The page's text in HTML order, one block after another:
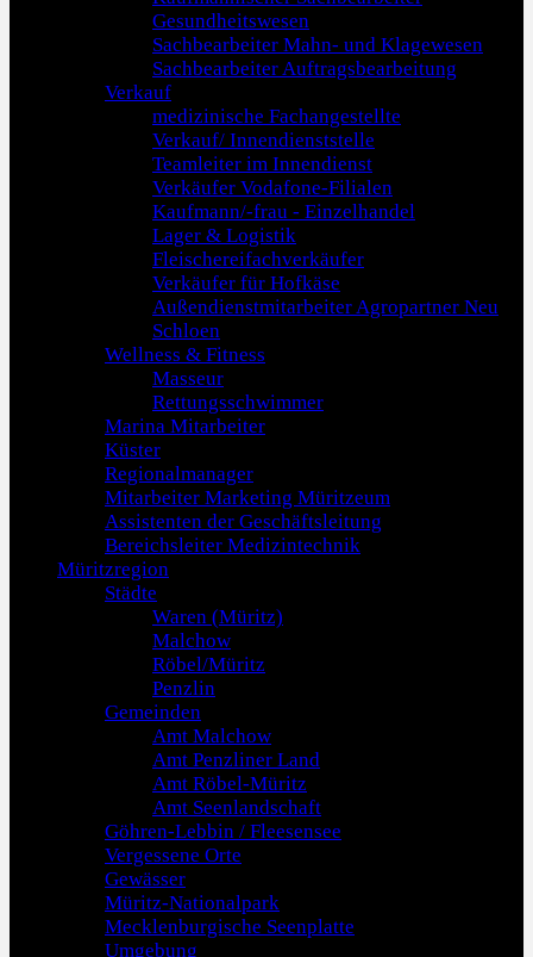
Gesundheitswesen
Sachbearbeiter Mahn- und Klagewesen
Sachbearbeiter Auftragsbearbeitung
Verkauf
medizinische Fachangestellte
Verkauf/ Innendienststelle
Teamleiter im Innendienst
Verkäufer Vodafone-Filialen
Kaufmann/-frau - Einzelhandel
Lager & Logistik
Fleischereifachverkäufer
Verkäufer für Hofkäse
Außendienstmitarbeiter Agropartner Neu
Schloen
Wellness & Fitness
Masseur
Rettungsschwimmer
Marina Mitarbeiter
Küster
Regionalmanager
Mitarbeiter Marketing Müritzeum
Assistenten der Geschäftsleitung
Bereichsleiter Medizintechnik
Müritzregion
Städte
Waren (Müritz)
Malchow
Röbel/Müritz
Penzlin
Gemeinden
Amt Malchow
Amt Penzliner Land
Amt Röbel-Müritz
Amt Seenlandschaft
Göhren-Lebbin / Fleesensee
Vergessene Orte
Gewässer
Müritz-Nationalpark
Mecklenburgische Seenplatte
Umgebung